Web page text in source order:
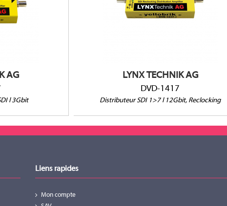
AG
l 3Gbit
B (tous formats)
LYNX TECHNIK AG
DVD-1417
Distributeur SDI 1>7 l 12Gbit, Reclocking
Convient pour une vidéo SDI jusqu'à 12Gbit/s (4k
Liens rapides
Mon compte